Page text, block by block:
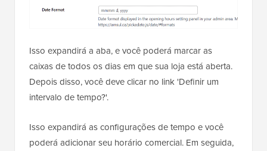
Isso expandirá a aba, e você poderá marcar as
caixas de todos os dias em que sua loja está aberta.
Depois disso, você deve clicar no link 'Definir um
intervalo de tempo?'.
Isso expandirá as configurações de tempo e você
poderá adicionar seu horário comercial. Em seguida,